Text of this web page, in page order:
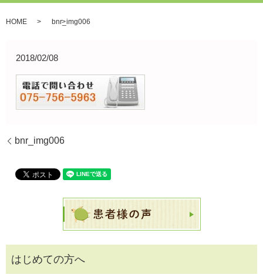
HOME bnr_img006
2018/02/08
bnr_img006